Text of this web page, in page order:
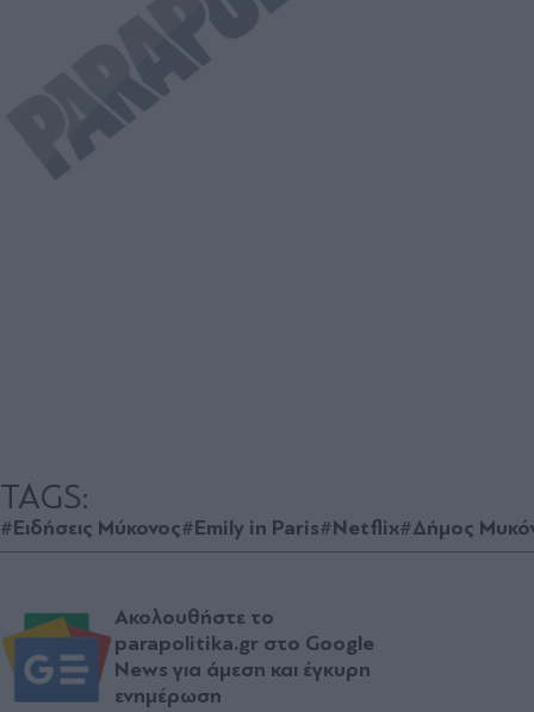
TAGS:
#Ειδήσεις Μύκονος#Emily in Paris#Netflix#Δήμος
Ακολουθήστε το
parapolitika.gr στο Google
News για άμεση και έγκυρη
ενημέρωση